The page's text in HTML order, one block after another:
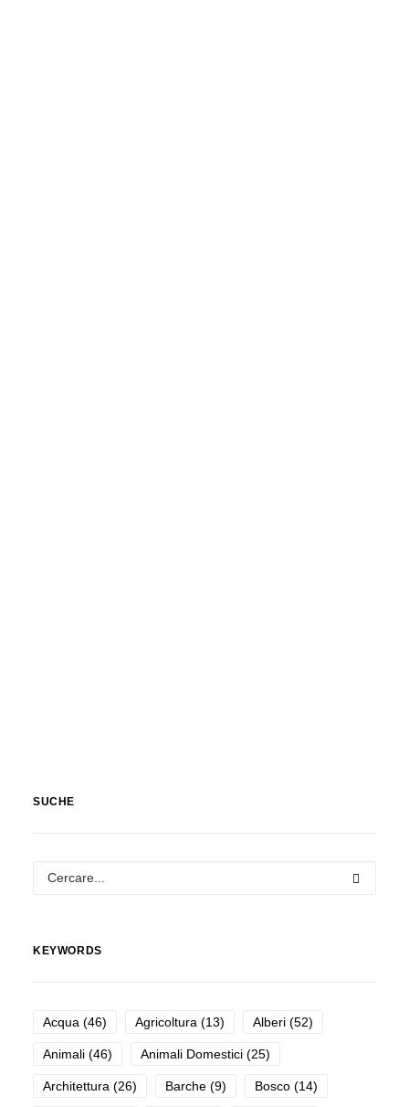
SUCHE
KEYWORDS
Acqua (46) Agricoltura (13) Alberi (52)
Animali (46) Animali Domestici (25)
Architettura (26) Barche (9) Bosco (14)